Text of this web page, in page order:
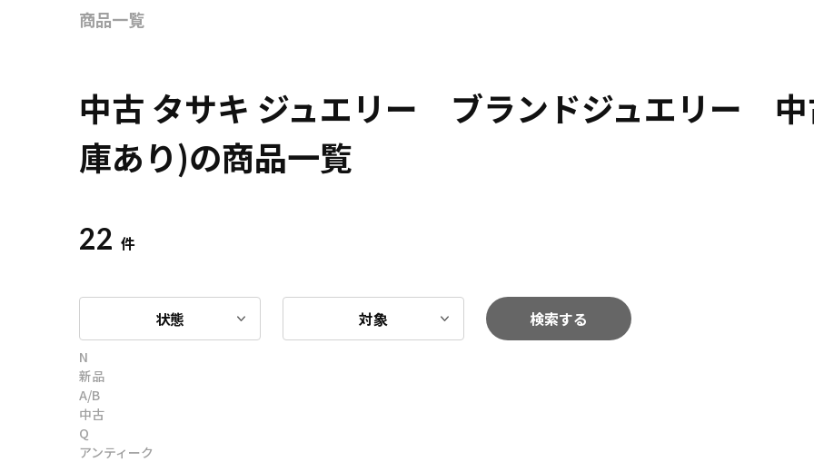
商品一覧
中古 タサキ ジュエリー ブランドジュエリー 中
庫あり)の商品一覧
22 件
状態 対象 検索する
N
新品
A/B
中古
Q
アンティーク